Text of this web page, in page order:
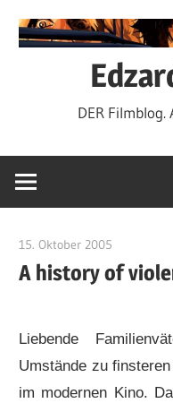
Inhalt
DER Filmblog.
15. Oktober 2005
A history of
Liebende
Umstände zu
im modernen Kino.